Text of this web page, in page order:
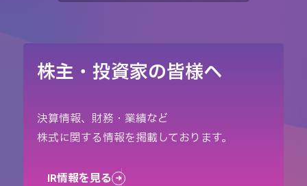
株主・投資家の皆様へ
決算情報、財務・業績など
株式に関する情報を掲載しております。
IR情報を見る